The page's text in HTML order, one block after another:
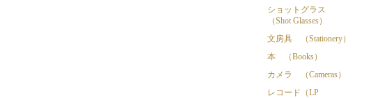
ショットグラス
（Shot Glasses）
文房具 （Stationery）
本 （Books）
カメラ （Cameras）
レコード（LP